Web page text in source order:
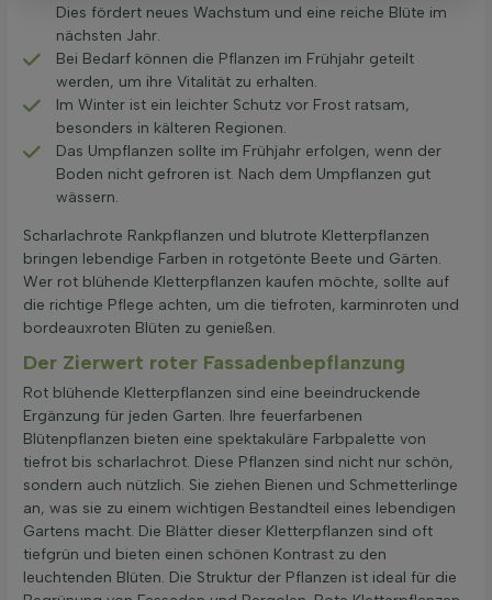
Dies fördert neues Wachstum und eine reiche Blüte im
nächsten Jahr.
Bei Bedarf können die Pflanzen im Frühjahr geteilt
werden, um ihre Vitalität zu erhalten.
Im Winter ist ein leichter Schutz vor Frost ratsam,
besonders in kälteren Regionen.
Das Umpflanzen sollte im Frühjahr erfolgen, wenn der
Boden nicht gefroren ist. Nach dem Umpflanzen gut
wässern.
Scharlachrote Rankpflanzen und blutrote Kletterpflanzen
bringen lebendige Farben in rotgetönte Beete und Gärten.
Wer rot blühende Kletterpflanzen kaufen möchte, sollte auf
die richtige Pflege achten, um die tiefroten, karminroten und
bordeauxroten Blüten zu genießen.
Der Zierwert roter Fassadenbepflanzung
Rot blühende Kletterpflanzen sind eine beeindruckende
Ergänzung für jeden Garten. Ihre feuerfarbenen
Blütenpflanzen bieten eine spektakuläre Farbpalette von
tiefrot bis scharlachrot. Diese Pflanzen sind nicht nur schön,
sondern auch nützlich. Sie ziehen Bienen und Schmetterlinge
an, was sie zu einem wichtigen Bestandteil eines lebendigen
Gartens macht. Die Blätter dieser Kletterpflanzen sind oft
tiefgrün und bieten einen schönen Kontrast zu den
leuchtenden Blüten. Die Struktur der Pflanzen ist ideal für die